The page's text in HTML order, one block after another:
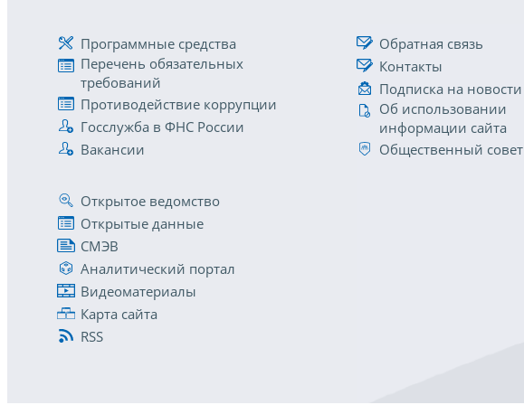
Программные средства
Перечень обязательных
требований
Противодействие коррупции
Госслужба в ФНС России
Вакансии
Обратная связь
Контакты
Подписка на новости
Об использовании
информации сайта
Общественный совет
Открытое ведомство
Открытые данные
СМЭВ
Аналитический портал
Видеоматериалы
Карта сайта
RSS